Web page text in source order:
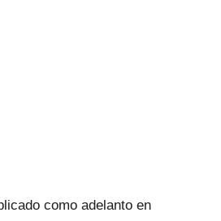
como adelanto en